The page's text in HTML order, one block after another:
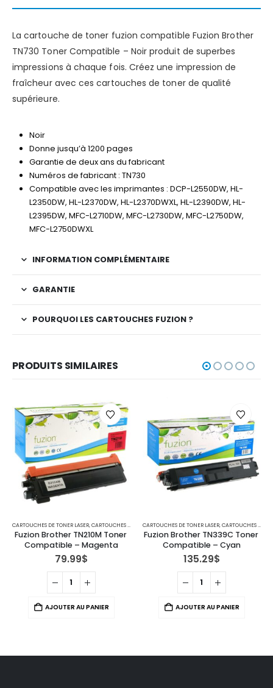
La cartouche de toner fuzion compatible Fuzion Brother
TN730 Toner Compatible – Noir produit de superbes
impressions à chaque fois. Créez une impression de
fraîcheur avec ces cartouches de toner de qualité
supérieure.
Noir
Donne jusqu’à 1200 pages
Garantie de deux ans du fabricant
Numéros de fabricant : TN730
Compatible avec les imprimantes : DCP-L2550DW, HL-
L2350DW, HL-L2370DW, HL-L2370DWXL, HL-L2390DW, HL-
L2395DW, MFC-L2710DW, MFC-L2730DW, MFC-L2750DW,
MFC-L2750DWXL
INFORMATION COMPLÉMENTAIRE
GARANTIE
POURQUOI LES CARTOUCHES FUZION ?
PRODUITS SIMILAIRES
, IMPRIMANTES MFC
CARTOUCHES DE TONER LASER,CARTOUCHES POUR IMPRIMANTES BROTHER , IMPRIMANTES MFC
Fuzion Brother TN210M Toner
Compatible – Magenta
79.99$
AJOUTER AU PANIER
CARTOUCHES DE TONER LASER,CARTOUCHES POUR IMPRIMANTES BROTHER
Fuzion Brother TN339C Toner
Compatible – Cyan
135.29$
AJOUTER AU PANIER